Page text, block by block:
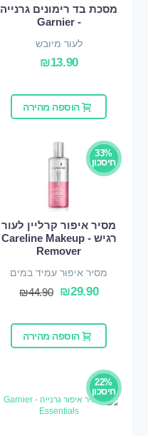
מסכת בד רימונים גרנייה
- Garnier
לעור מיובש
₪13.90
הוספה מהירה
33%
חיסכון
מסיר איפור קרליין לעור
רגיש - Careline Makeup
Remover
מסיר איפור עמיד במים
₪29.90
₪44.90
הוספה מהירה
22%
חיסכון